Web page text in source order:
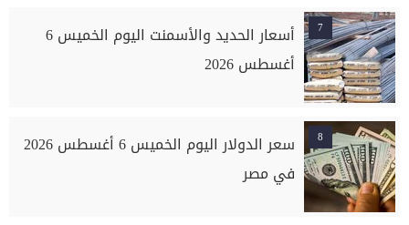
7
أسعار الحديد والأسمنت اليوم الخميس 6
أغسطس 2026
8
سعر الدولار اليوم الخميس 6 أغسطس 2026
في مصر